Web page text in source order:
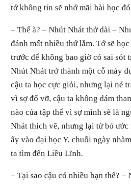
tớ không tin sẽ nhớ mãi bài học
– Thế à? – Nhút Nhát thở dài –
đánh mất nhiều thứ lắm. Tớ sẽ
trước để không bao giờ có sai sót
Nhút Nhát trở thành một cỗ máy
cậu ta học cực giỏi, nhưng lại né
vì sợ đổ vỡ, cậu ta không dám
nào của tập thể vì sợ mình sẽ là
Nhát thích vẽ, nhưng lại từ bỏ ước
ấy vào đại học Y, chuỗi ngày
ta tìm đến Liều Lĩnh.
– Tại sao cậu có nhiều bạn thế? –